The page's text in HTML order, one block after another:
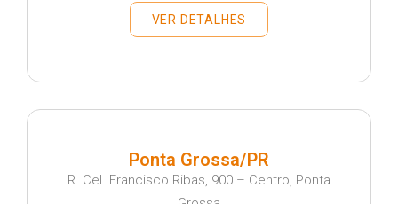
VER DETALHES
Ponta Grossa/PR
R. Cel. Francisco Ribas, 900 – Centro, Ponta